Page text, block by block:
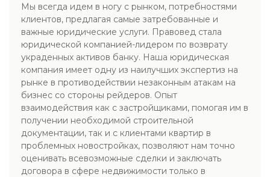
Мы всегда идем в ногу с рынком, потребностями
клиентов, предлагая самые затребованные и
важные юридические услуги. Правовед стала
юридической компанией-лидером по возврату
украденных активов банку. Наша юридическая
компания имеет одну из наилучших экспертиз на
рынке в противодействии незаконным атакам на
бизнес со стороны рейдеров. Опыт
взаимодействия как с застройщиками, помогая им в
получении необходимой строительной
документации, так и с клиентами квартир в
проблемных новостройках, позволяют нам точно
оценивать всевозможные сделки и заключать
договора в сфере недвижимости только в